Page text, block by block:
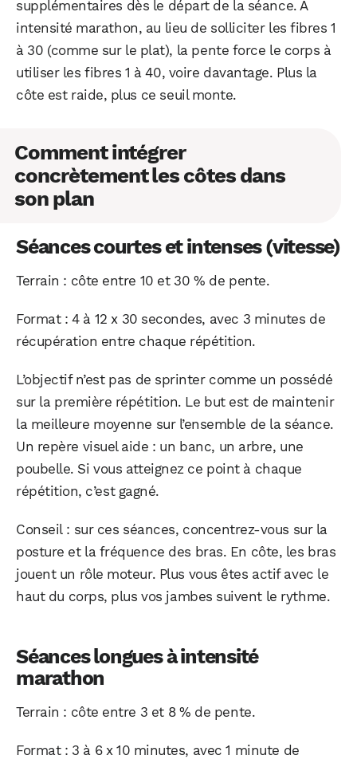
supplémentaires dès le départ de la séance. À
intensité marathon, au lieu de solliciter les fibres 1
à 30 (comme sur le plat), la pente force le corps à
utiliser les fibres 1 à 40, voire davantage. Plus la
côte est raide, plus ce seuil monte.
Comment intégrer
concrètement les côtes dans
son plan
Séances courtes et intenses (vitesse)
Terrain : côte entre 10 et 30 % de pente.
Format : 4 à 12 x 30 secondes, avec 3 minutes de
récupération entre chaque répétition.
L’objectif n’est pas de sprinter comme un possédé
sur la première répétition. Le but est de maintenir
la meilleure moyenne sur l’ensemble de la séance.
Un repère visuel aide : un banc, un arbre, une
poubelle. Si vous atteignez ce point à chaque
répétition, c’est gagné.
Conseil : sur ces séances, concentrez-vous sur la
posture et la fréquence des bras. En côte, les bras
jouent un rôle moteur. Plus vous êtes actif avec le
haut du corps, plus vos jambes suivent le rythme.
Séances longues à intensité
marathon
Terrain : côte entre 3 et 8 % de pente.
Format : 3 à 6 x 10 minutes, avec 1 minute de
WhatsApp Telegram Email
Facebook X LinkedIn